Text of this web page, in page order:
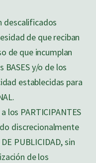
descalificados
de que reciban
de que incumplan
BASES y/o de los
establecidas para
los PARTICIPANTES
discrecionalmente
PUBLICIDAD, sin
de los